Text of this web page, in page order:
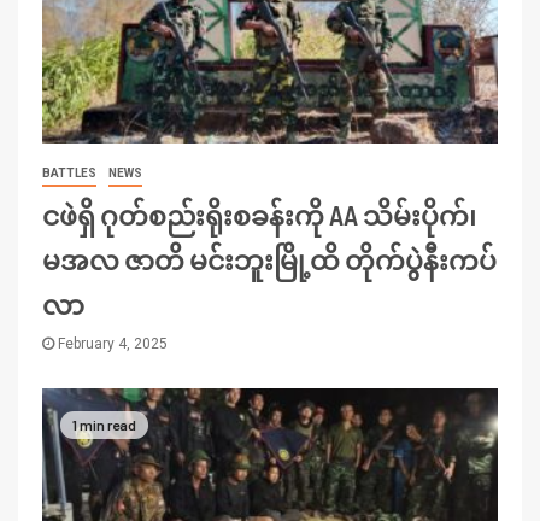
BATTLES NEWS
ငဖဲရှိ ဂုတ်စည်းရိုးစခန်းကို AA သိမ်းပိုက်၊
မအလ ဇာတိ မင်းဘူးမြို့ထိ တိုက်ပွဲနီးကပ်
လာ
February 4, 2025
1 min read